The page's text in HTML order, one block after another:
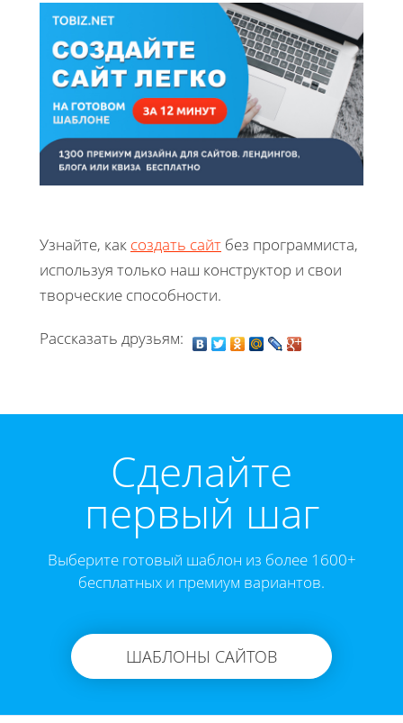
Узнайте, как создать сайт без программиста,
используя только наш конструктор и свои
творческие способности.
Рассказать друзьям:
Cделайте
первый шаг
Выберите готовый шаблон из более 1600+
бесплатных и премиум вариантов.
ШАБЛОНЫ САЙТОВ